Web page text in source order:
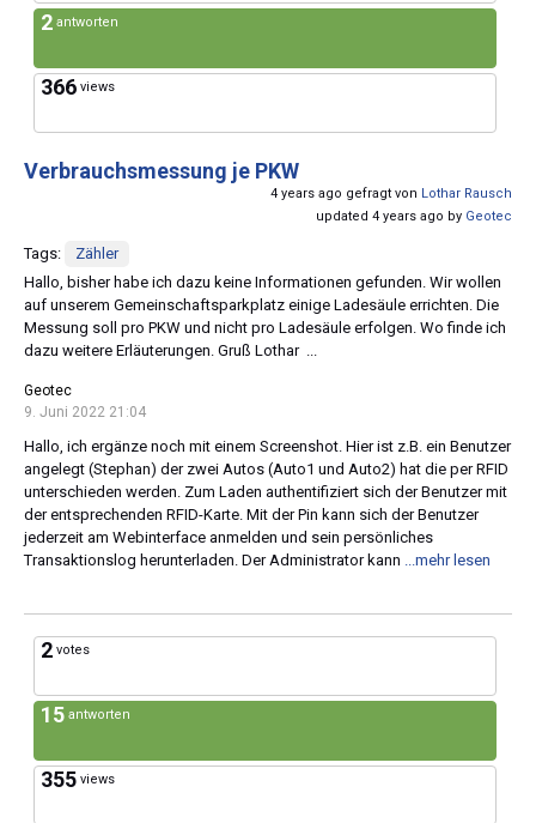
2 antworten
366 views
Verbrauchsmessung je PKW
4 years ago gefragt von Lothar Rausch
updated 4 years ago by Geotec
Tags:
Zähler
Hallo, bisher habe ich dazu keine Informationen gefunden. Wir wollen
auf unserem Gemeinschaftsparkplatz einige Ladesäule errichten. Die
Messung soll pro PKW und nicht pro Ladesäule erfolgen. Wo finde ich
dazu weitere Erläuterungen. Gruß Lothar ...
Geotec
9. Juni 2022 21:04
Hallo, ich ergänze noch mit einem Screenshot. Hier ist z.B. ein Benutzer
angelegt (Stephan) der zwei Autos (Auto1 und Auto2) hat die per RFID
unterschieden werden. Zum Laden authentifiziert sich der Benutzer mit
der entsprechenden RFID-Karte. Mit der Pin kann sich der Benutzer
jederzeit am Webinterface anmelden und sein persönliches
Transaktionslog herunterladen. Der Administrator kann
...mehr lesen
2 votes
15 antworten
355 views